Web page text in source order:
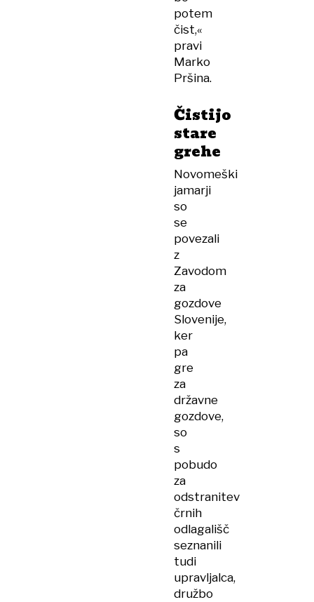
potem
čist,«
pravi
Marko
Pršina.
Čistijo
stare
grehe
Novomeški
jamarji
so
se
povezali
z
Zavodom
za
gozdove
Slovenije,
ker
pa
gre
za
državne
gozdove,
so
s
pobudo
za
odstranitev
črnih
odlagališč
seznanili
tudi
upravljalca,
družbo